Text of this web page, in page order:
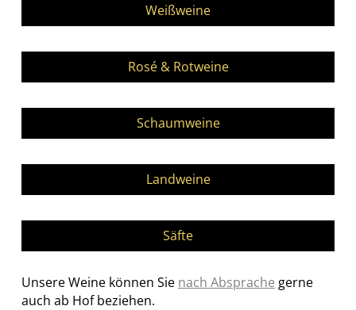
Weißweine
Rosé & Rotweine
Schaumweine
Landweine
Säfte
Unsere Weine können Sie nach Absprache gerne
auch ab Hof beziehen.